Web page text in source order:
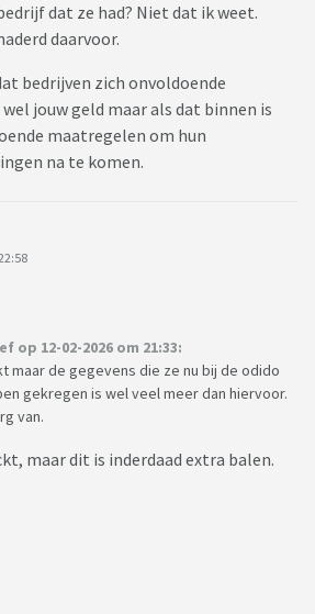
dat ze had? Niet dat ik weet.
daarvoor.
bedrijven zich onvoldoende
jouw geld maar als dat binnen is
maatregelen om hun
na te komen.
op 12-02-2026 om 21:33:
maar de gegevens die ze nu bij de odido
gekregen is wel veel meer dan hiervoor.
van.
maar dit is inderdaad extra balen.